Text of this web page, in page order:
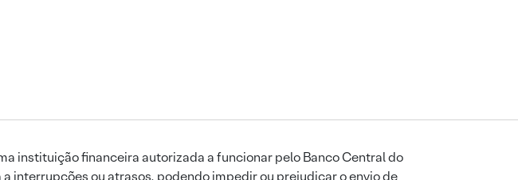
instituição financeira autorizada a funcionar pelo Banco Central do
interrupções ou atrasos, podendo impedir ou prejudicar o envio de